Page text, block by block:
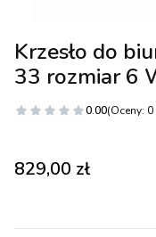
Krzesło do
33 rozmiar 6
0.00(Oceny: 0
Cena
829,00 zł